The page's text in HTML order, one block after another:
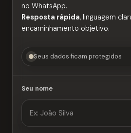
no WhatsApp.
Resposta rápida, linguagem
encaminhamento objetivo.
Seus dados ficam protegidos
Seu nome